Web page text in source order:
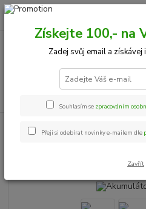
+420 534 534 863
Získejte 100,- na
Zadej svůj email a získávej
Souhlasím se zpracováním
Přeji si odebírat novinky e-mailem dle
Zavřít